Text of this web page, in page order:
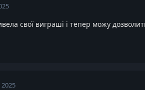
свої виграші і тепер можу